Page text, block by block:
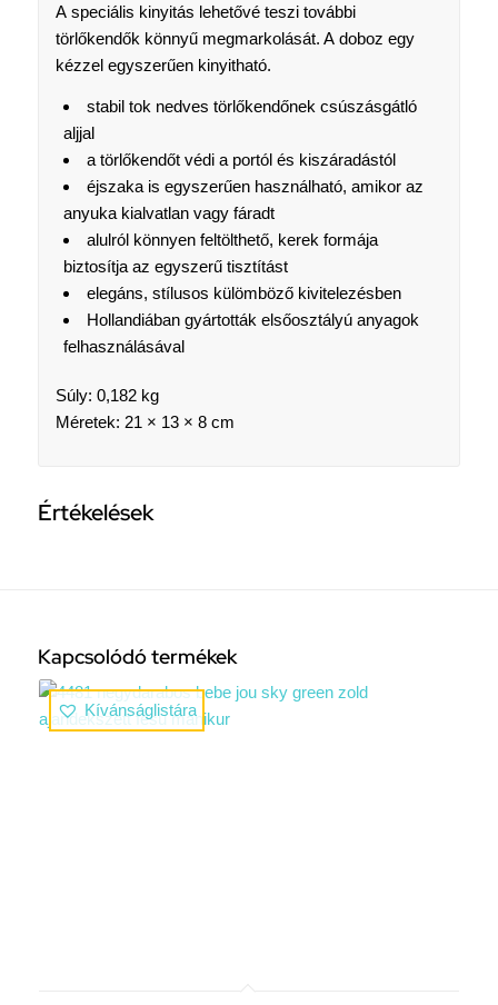
A speciális kinyitás lehetővé teszi további
törlőkendők könnyű megmarkolását. A doboz egy
kézzel egyszerűen kinyitható.
stabil tok nedves törlőkendőnek csúszásgátló
aljjal
a törlőkendőt védi a portól és kiszáradástól
éjszaka is egyszerűen használható, amikor az
anyuka kialvatlan vagy fáradt
alulról könnyen feltölthető, kerek formája
biztosítja az egyszerű tisztítást
elegáns, stílusos külömböző kivitelezésben
Hollandiában gyártották elsőosztályú anyagok
felhasználásával
Súly: 0,182 kg
Méretek: 21 × 13 × 8 cm
Értékelések
Kapcsolódó termékek
Kívánságlistára